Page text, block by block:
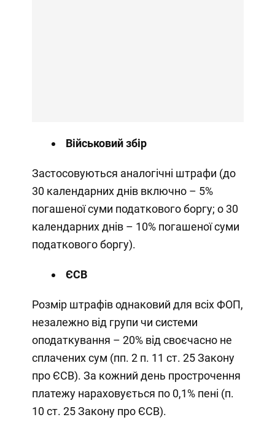
Військовий збір
Застосовуються аналогічні штрафи (до
30 календарних днів включно – 5%
погашеної суми податкового боргу; о 30
календарних днів – 10% погашеної суми
податкового боргу).
ЄСВ
Розмір штрафів однаковий для всіх ФОП,
незалежно від групи чи системи
оподаткування – 20% від своєчасно не
сплачених сум (пп. 2 п. 11 ст. 25 Закону
про ЄСВ). За кожний день прострочення
платежу нараховується по 0,1% пені (п.
10 ст. 25 Закону про ЄСВ).